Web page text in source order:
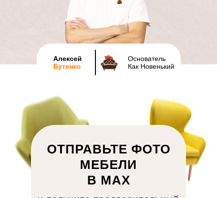
Алексей
Бутенко
Основатель
Как Новенький
ОТПРАВЬТЕ ФОТО
МЕБЕЛИ
В MAX